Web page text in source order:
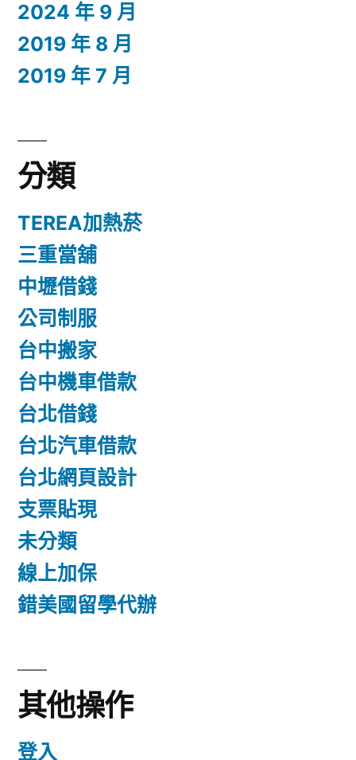
2024 年 9 月
2019 年 8 月
2019 年 7 月
分類
TEREA加熱菸
三重當舖
中壢借錢
公司制服
台中搬家
台中機車借款
台北借錢
台北汽車借款
台北網頁設計
支票貼現
未分類
線上加保
錯美國留學代辦
其他操作
登入